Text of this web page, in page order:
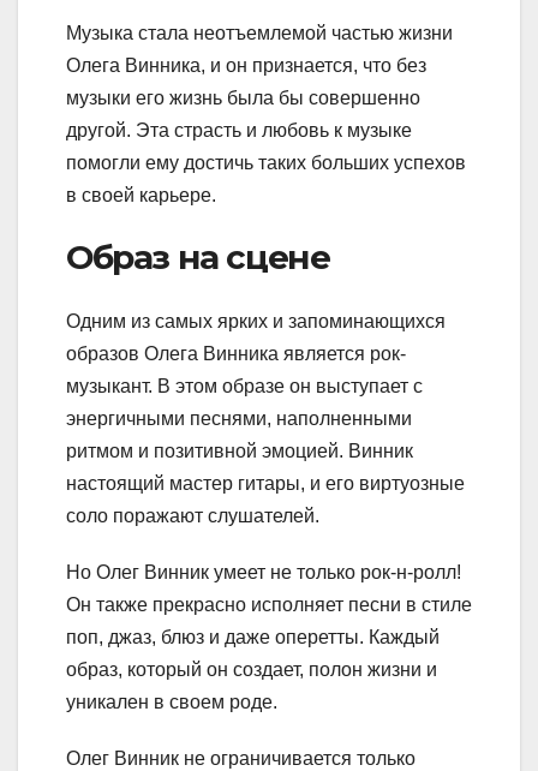
Музыка стала неотъемлемой частью жизни
Олега Винника, и он признается, что без
музыки его жизнь была бы совершенно
другой. Эта страсть и любовь к музыке
помогли ему достичь таких больших успехов
в своей карьере.
Образ на сцене
Одним из самых ярких и запоминающихся
образов Олега Винника является рок-
музыкант. В этом образе он выступает с
энергичными песнями, наполненными
ритмом и позитивной эмоцией. Винник
настоящий мастер гитары, и его виртуозные
соло поражают слушателей.
Но Олег Винник умеет не только рок-н-ролл!
Он также прекрасно исполняет песни в стиле
поп, джаз, блюз и даже оперетты. Каждый
образ, который он создает, полон жизни и
уникален в своем роде.
Олег Винник не ограничивается только